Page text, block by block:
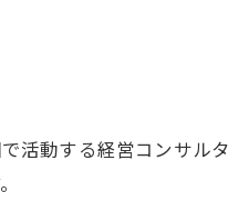
活動する経営コンサル